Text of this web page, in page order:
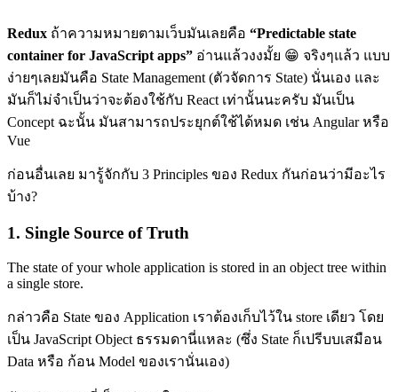
Redux ถ้าความหมายตามเว็บมันเลยคือ “Predictable state
container for JavaScript apps” อ่านแล้วงงมั้ย 😁 จริงๆแล้ว แบบ
ง่ายๆเลยมันคือ State Management (ตัวจัดการ State) นั่นเอง และ
มันก็ไม่จำเป็นว่าจะต้องใช้กับ React เท่านั้นนะครับ มันเป็น
Concept ฉะนั้น มันสามารถประยุกต์ใช้ได้หมด เช่น Angular หรือ
Vue
ก่อนอื่นเลย มารู้จักกับ 3 Principles ของ Redux กันก่อนว่ามีอะไร
บ้าง?
1. Single Source of Truth
The state of your whole application is stored in an object tree within
a single store.
กล่าวคือ State ของ Application เราต้องเก็บไว้ใน store เดียว โดย
เป็น JavaScript Object ธรรมดานี่แหละ (ซึ่ง State ก็เปรีบบเสมือน
Data หรือ ก้อน Model ของเรานั่นเอง)